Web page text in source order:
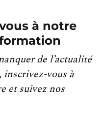
à notre
de l’actualité
inscrivez-vous à
et suivez nos